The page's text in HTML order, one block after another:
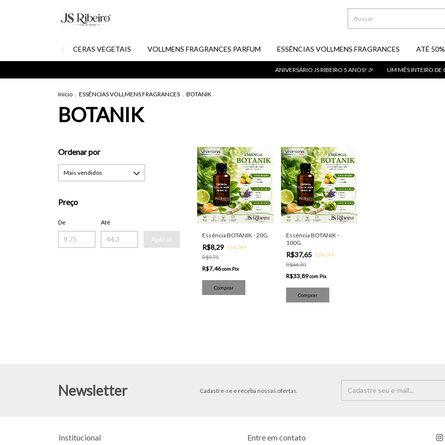
CERAS VEGETAIS VOLLMENS FRAGRANCES PARFUM ESSÊNCIAS VOLLMENS FRAGRANCES ATÉ
ANIVERSÁRIO JS RIBEIRO 5 ANOS! 🎉 UM MÊS INTEIRO DE
Início . ESSÊNCIAS VOLLMENS FRAGRANCES . BOTANIK
BOTANIK
Ordenar por
Preço
De Até
Aplicar
Essência BOTANIK - 20G
R$8,29 -15%OFF
R$9,75
R$7,46com Pix
Essência BOTANIK -
100G
R$37,65 -15%OFF
R$44,30
R$33,89com Pix
Newsletter Cadastre-se e receba nossas ofertas.
Institucional Entre em contato